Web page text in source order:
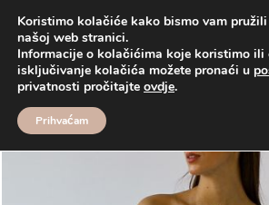
Proizvodi Basic ♡
Koristimo kolačiće kako bismo vam
našoj web stranici.
Informacije o kolačićima koje koristimo ili
isključivanje kolačića možete pronaći u
privatnosti pročitajte ovdje.
Prihvaćam